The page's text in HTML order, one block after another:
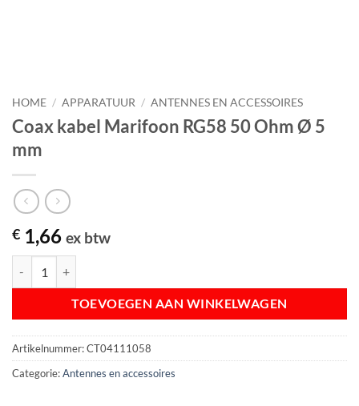
HOME / APPARATUUR / ANTENNES EN ACCESSOIRES
Coax kabel Marifoon RG58 50 Ohm Ø 5
mm
€ 1,66 ex btw
TOEVOEGEN AAN WINKELWAGEN
Artikelnummer:CT04111058
Categorie:Antennes en accessoires